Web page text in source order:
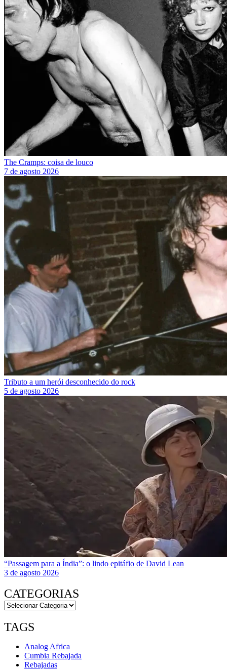
The Cramps: coisa de louco
7 de agosto 2026
Tributo a um herói desconhecido do rock
5 de agosto 2026
“Passagem para a Índia”: o lindo epitáfio de David Lean
3 de agosto 2026
CATEGORIAS
TAGS
Analog Africa
Cumbia Rebajada
Rebajadas